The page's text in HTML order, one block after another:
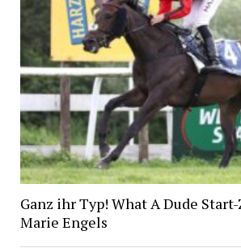
Ganz ihr Typ! What A Dude
Marie Engels